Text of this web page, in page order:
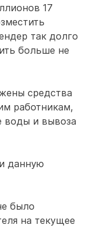
17
так долго
больше не
средства
работникам,
воды и вывоза
данную
было
на текущее